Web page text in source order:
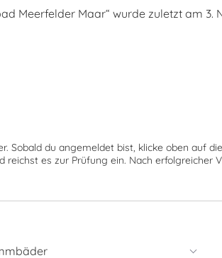
Meerfelder Maar“ wurde zuletzt am 3.
Sobald du angemeldet bist, klicke oben auf
reichst es zur Prüfung ein. Nach